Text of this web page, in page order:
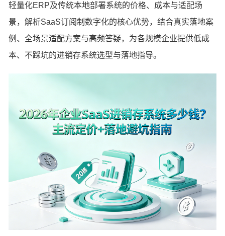
轻量化ERP及传统本地部署系统的价格、成本与适配场
景，解析SaaS订阅制数字化的核心优势，结合真实落地案
例、全场景适配方案与高频答疑，为各规模企业提供低成
本、不踩坑的进销存系统选型与落地指导。